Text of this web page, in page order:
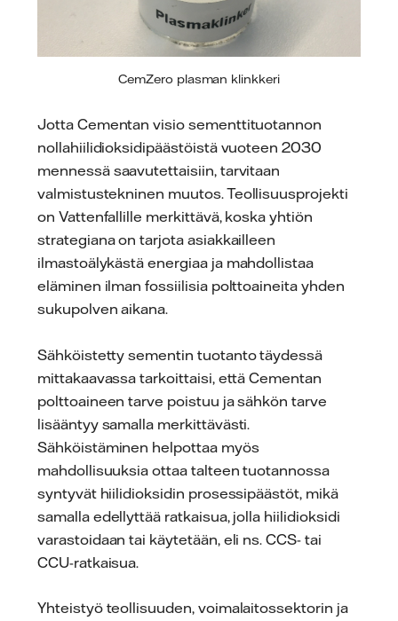
CemZero plasman klinkkeri
Jotta Cementan visio sementtituotannon
nollahiilidioksidipäästöistä vuoteen 2030
mennessä saavutettaisiin, tarvitaan
valmistustekninen muutos. Teollisuusprojekti
on Vattenfallille merkittävä, koska yhtiön
strategiana on tarjota asiakkailleen
ilmastoälykästä energiaa ja mahdollistaa
eläminen ilman fossiilisia polttoaineita yhden
sukupolven aikana.
Sähköistetty sementin tuotanto täydessä
mittakaavassa tarkoittaisi, että Cementan
polttoaineen tarve poistuu ja sähkön tarve
lisääntyy samalla merkittävästi.
Sähköistäminen helpottaa myös
mahdollisuuksia ottaa talteen tuotannossa
syntyvät hiilidioksidin prosessipäästöt, mikä
samalla edellyttää ratkaisua, jolla hiilidioksidi
varastoidaan tai käytetään, eli ns. CCS- tai
CCU-ratkaisua.
Yhteistyö teollisuuden, voimalaitossektorin ja